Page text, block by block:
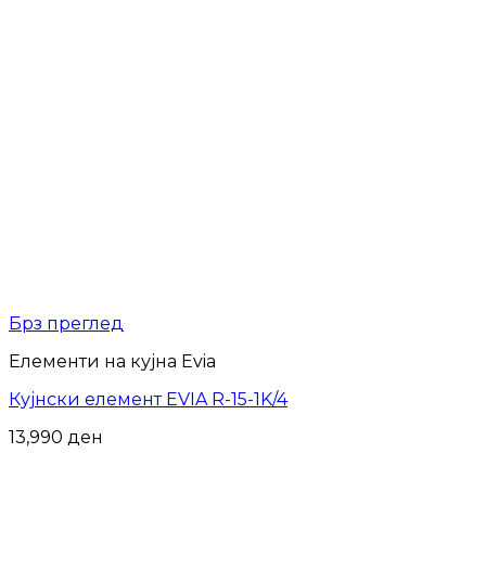
Брз преглед
Елементи на кујна Evia
Кујнски елемент EVIA R-15-1K/4
13,990 ден